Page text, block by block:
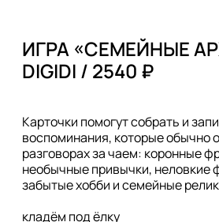
ИГРА «СЕМЕЙНЫЕ
Карточки помогут собрать и
воспоминания, которые обычно
разговорах за чаем: коронные
необычные привычки, неловкие
забытые хобби и семейные
кладём под ёлку